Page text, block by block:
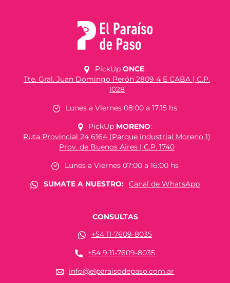
PickUp ONCE:
Tte. Gral. Juan Domingo Perón 2809 4 E CABA | C.P.
1028
Lunes a Viernes 08:00 a 17:15 hs
PickUp MORENO:
Ruta Provincial 24 6164 (Parque industrial Moreno 1)
Prov. de Buenos Aires | C.P. 1740
Lunes a Viernes 07:00 a 16:00 hs
SUMATE A NUESTRO:
Canal de WhatsApp
CONSULTAS
+54 11-7609-8035
+54 9 11-7609-8035
info@elparaisodepaso.com.ar